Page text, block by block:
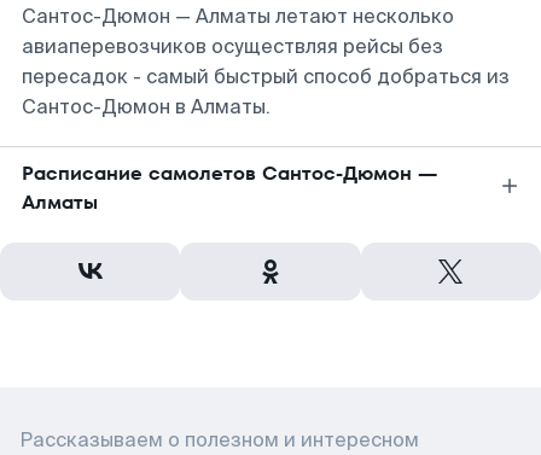
Сантос-Дюмон — Алматы летают несколько
авиаперевозчиков осуществляя рейсы без
пересадок - самый быстрый способ добраться из
Сантос-Дюмон в Алматы.
Расписание самолетов Сантос-Дюмон —
Алматы
Рассказываем о полезном и интересном